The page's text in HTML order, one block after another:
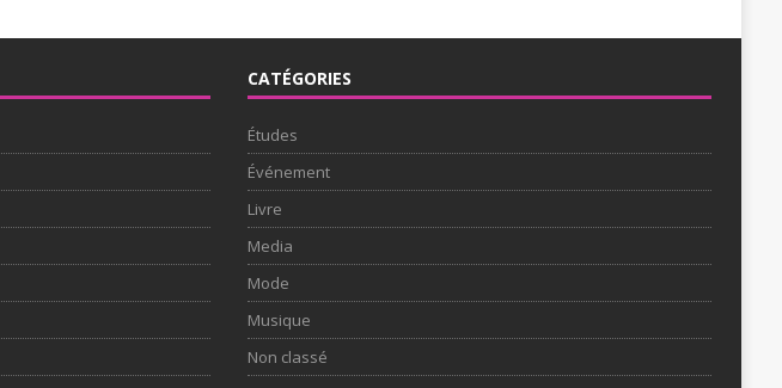
CATÉGORIES
Études
Événement
Livre
Media
Mode
Musique
Non classé